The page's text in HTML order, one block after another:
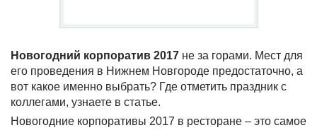
Новогодний корпоратив 2017 не за горами. Мест для
его проведения в Нижнем Новгороде предостаточно, а
вот какое именно выбрать? Где отметить праздник с
коллегами, узнаете в статье.
Новогодние корпоративы 2017 в ресторане – это самое